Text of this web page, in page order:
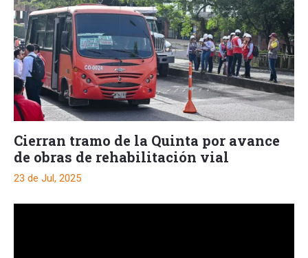
Cierran tramo de la Quinta por avance
de obras de rehabilitación vial
23 de Jul, 2025